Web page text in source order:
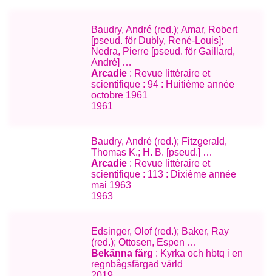
Baudry, André (red.); Amar, Robert
[pseud. för Dubly, René-Louis];
Nedra, Pierre [pseud. för Gaillard,
André] …
Arcadie : Revue littéraire et
scientifique : 94 : Huitième année
octobre 1961
1961
Baudry, André (red.); Fitzgerald,
Thomas K.; H. B. [pseud.] …
Arcadie : Revue littéraire et
scientifique : 113 : Dixième année
mai 1963
1963
Edsinger, Olof (red.); Baker, Ray
(red.); Ottosen, Espen …
Bekänna färg : Kyrka och hbtq i en
regnbågsfärgad värld